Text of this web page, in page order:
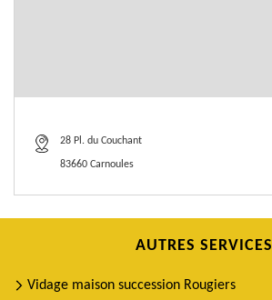
28 Pl. du Couchant
83660 Carnoules
AUTRES SERVICES
Vidage maison succession Rougiers